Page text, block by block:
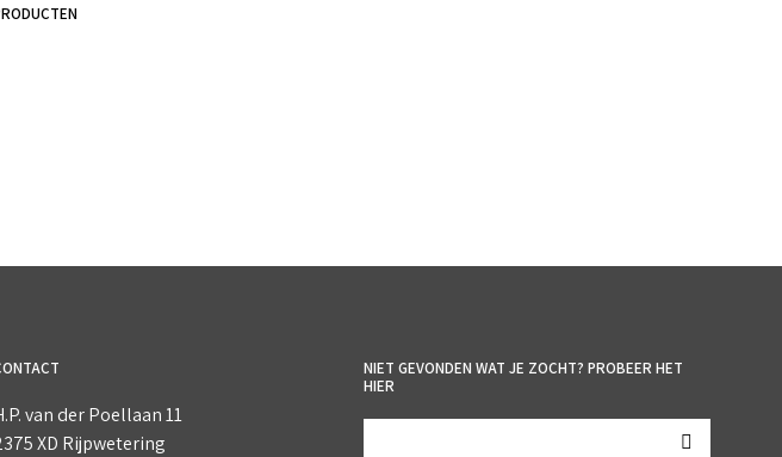
van der Poellaan 11
XD Rijpwetering
NIET GEVONDEN WAT JE ZOCHT? PROBEER HET
HIER